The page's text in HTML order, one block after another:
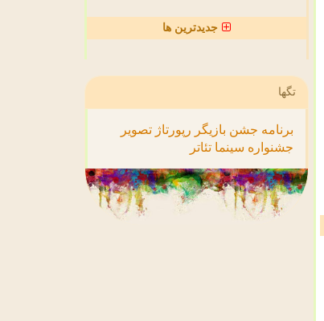
جدیدترین ها
تگها
برنامه جشن بازیگر رپورتاژ تصویر
جشنواره سینما تئاتر